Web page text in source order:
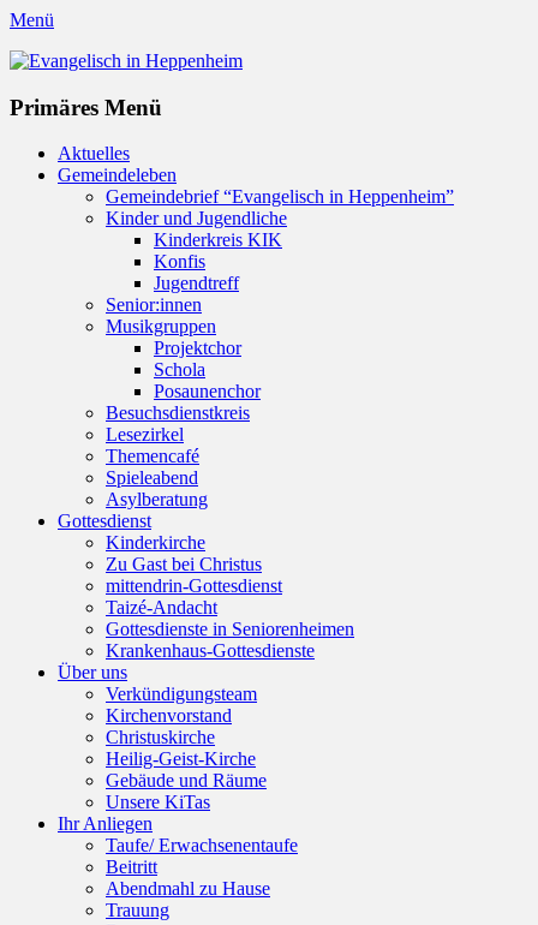
Menü
Evangelisch in Heppenheim
Primäres Menü
Zum
Inhalt
Aktuelles
Gemeindeleben
Gemeindebrief “Evangelisch in Heppenheim”
Kinder und Jugendliche
Kinderkreis KIK
Konfis
Jugendtreff
Senior:innen
Musikgruppen
Projektchor
Schola
Posaunenchor
Besuchsdienstkreis
Lesezirkel
Themencafé
Spieleabend
Asylberatung
Gottesdienst
Kinderkirche
Zu Gast bei Christus
mittendrin-Gottesdienst
Taizé-Andacht
Gottesdienste in Seniorenheimen
Krankenhaus-Gottesdienste
Über uns
Verkündigungsteam
Kirchenvorstand
Christuskirche
Heilig-Geist-Kirche
Gebäude und Räume
Unsere KiTas
Ihr Anliegen
Taufe/ Erwachsenentaufe
Beitritt
Abendmahl zu Hause
Trauung